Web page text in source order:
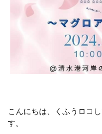
こんにちは、くふうロコ
す。